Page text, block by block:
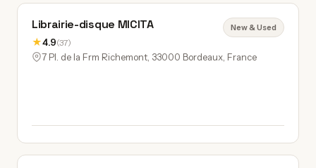
Librairie-disque MICITA
★4.9(37)
New & Used
7 Pl. de la Frm Richemont, 33000 Bordeaux, France